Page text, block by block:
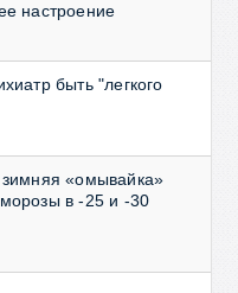
настроение
быть "легкого
зимняя «омывайка»
в -25 и -30